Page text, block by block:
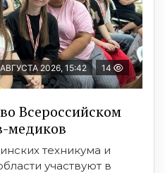
2026, 15:42 14
Всероссийском
медиков
техникума и
участвуют в